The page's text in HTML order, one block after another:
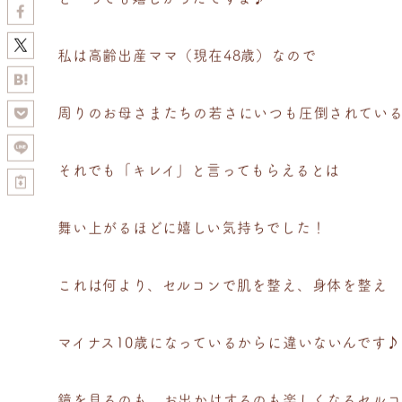
私は高齢出産ママ（現在48歳）なので
周りのお母さまたちの若さにいつも圧倒されてい
それでも「キレイ」と言ってもらえるとは
舞い上がるほどに嬉しい気持ちでした！
これは何より、セルコンで肌を整え、身体を整え
マイナス10歳になっているからに違いないんです♪